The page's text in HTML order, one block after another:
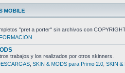
MOBILE
"pret a porter" sin archivos con
trabajos y los realizados por otros skinners.
SKIN & MODS para Primo 2.0 SKIN &